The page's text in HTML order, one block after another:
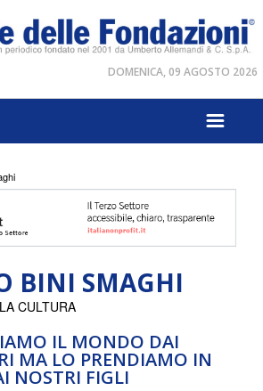
DOMENICA, 09 AGOSTO 2026
BINI SMAGHI
IL MONDO DAI
MA LO PRENDIAMO IN
NOSTRI FIGLI
CULTURA